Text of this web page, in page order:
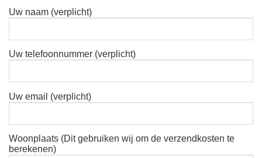
Uw naam (verplicht)
Uw telefoonnummer (verplicht)
Uw email (verplicht)
Woonplaats (Dit gebruiken wij om de verzendkosten te
berekenen)